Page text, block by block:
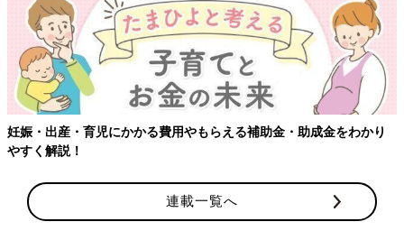
妊娠・出産・育児にかかる費用やもらえる補助金・助成金をわかり
やすく解説！
連載一覧へ